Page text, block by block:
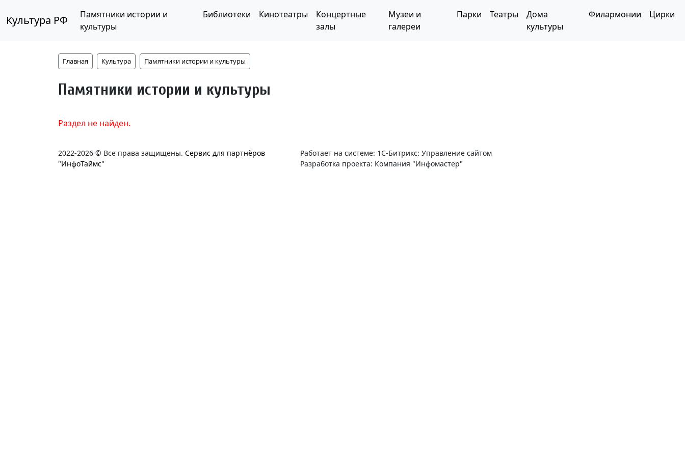
Культура РФ
Памятники истории и
культуры
Библиотеки Кинотеатры
Концертные
залы
Музеи и
галереи
Парки Театры
Дома
культуры
Филармонии Цирки
Главная Культура Памятники истории и культуры
Памятники истории и культуры
Раздел не найден.
2022-2026 © Все права защищены. Сервис для партнёров
"ИнфоТаймс"
Работает на системе: 1С-Битрикс: Управление сайтом
Разработка проекта: Компания "Инфомастер"